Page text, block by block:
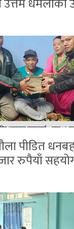
पीडित
रुपैयाँ